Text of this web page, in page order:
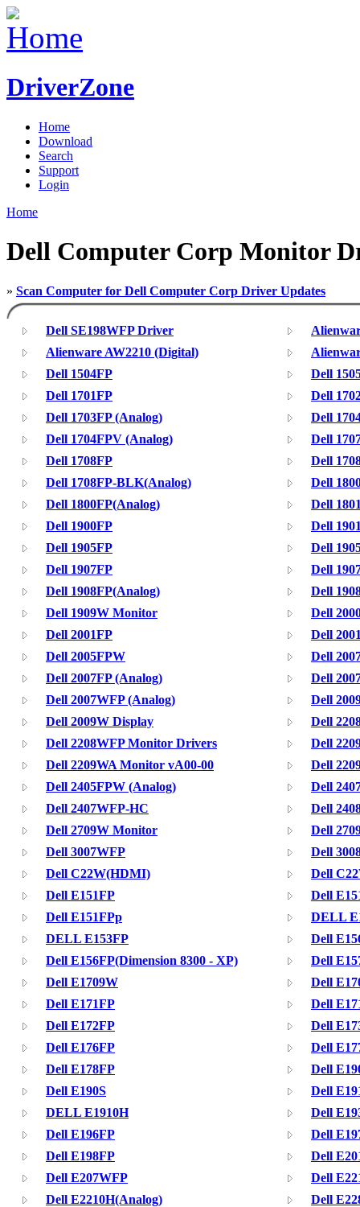
DriverZone
Home
Download
Search
Support
Login
Home
Dell Computer Corp Monitor
» Scan Computer for Dell Computer Corp Driver Updates
Dell SE198WFP Driver
Alienware AW2210 (Digital)
Dell 1504FP
Dell
Dell 1701FP
Dell
Dell 1703FP (Analog)
Dell
Dell 1704FPV (Analog)
Dell
Dell 1708FP
Dell
Dell 1708FP-BLK(Analog)
Dell
Dell 1800FP(Analog)
Dell
Dell 1900FP
Dell
Dell 1905FP
Dell
Dell 1907FP
Dell
Dell 1908FP(Analog)
Dell
Dell 1909W Monitor
Dell
Dell 2001FP
Dell
Dell 2005FPW
Dell
Dell 2007FP (Analog)
Dell
Dell 2007WFP (Analog)
Dell
Dell 2009W Display
Dell
Dell 2208WFP Monitor Drivers
Dell
Dell 2209WA Monitor vA00-00
Dell
Dell 2405FPW (Analog)
Dell
Dell 2407WFP-HC
Dell
Dell 2709W Monitor
Dell
Dell 3007WFP
Dell
Dell C22W(HDMI)
Dell
Dell E151FP
Dell
Dell E151FPp
DELL
DELL E153FP
Dell
Dell E156FP(Dimension 8300 - XP)
Dell
Dell E1709W
Dell
Dell E171FP
Dell
Dell E172FP
Dell
Dell E176FP
Dell
Dell E178FP
Dell
Dell E190S
Dell
DELL E1910H
Dell
Dell E196FP
Dell
Dell E198FP
Dell
Dell E207WFP
Dell
Dell E2210H(Analog)
Dell